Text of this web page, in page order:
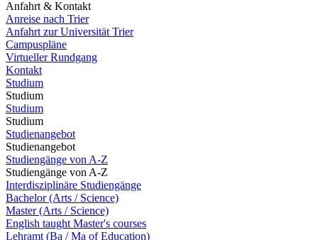
Anfahrt & Kontakt
Anreise nach Trier
Anfahrt zur Universität Trier
Campuspläne
Virtueller Rundgang
Kontakt
Studium
Studium
Studium
Studium
Studienangebot
Studienangebot
Studiengänge von A-Z
Studiengänge von A-Z
Interdisziplinäre Studiengänge
Bachelor (Arts / Science)
Master (Arts / Science)
English taught Master's courses
Lehramt (Ba / Ma of Education)